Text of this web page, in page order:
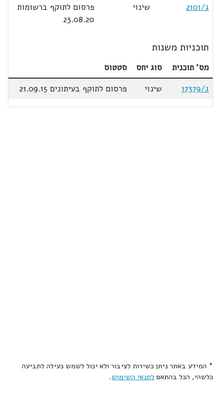
ג/2101
שינוי
פרסום לתוקף ברשומות
23.08.20
תוכניות משנות
מס' תוכנית סוג יחס
סטטוס
ג/17379
שינוי פרסום לתוקף בעיתונים 21.09.15
* המידע באתר ניתן כשירות לציבור ולא יכול לשמש כעילה לתביעה
כלשהי, הכל בהתאם לתנאי השימוש.